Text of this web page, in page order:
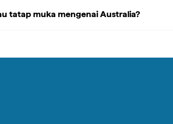
tatap muka mengenai Australia?